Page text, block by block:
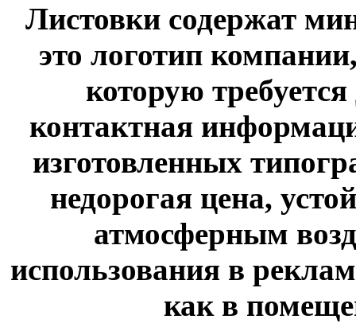
Листовки содержат
это логотип
которую
контактная
изготовленных
недорогая цена,
атмосферным
использования в
как в